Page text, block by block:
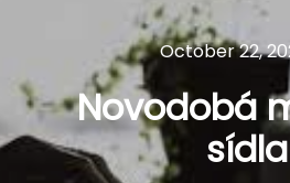
October 22,
Novodobá
sídla